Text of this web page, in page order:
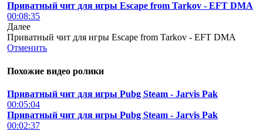
Приватный чит для игры Escape from Tarkov - EFT DMA
00:08:35
Далее
Приватный чит для игры Escape from Tarkov - EFT DMA
Отменить
Похожие видео ролики
Приватный чит для игры Pubg Steam - Jarvis Pak
00:05:04
Приватный чит для игры Pubg Steam - Jarvis Pak
00:02:37